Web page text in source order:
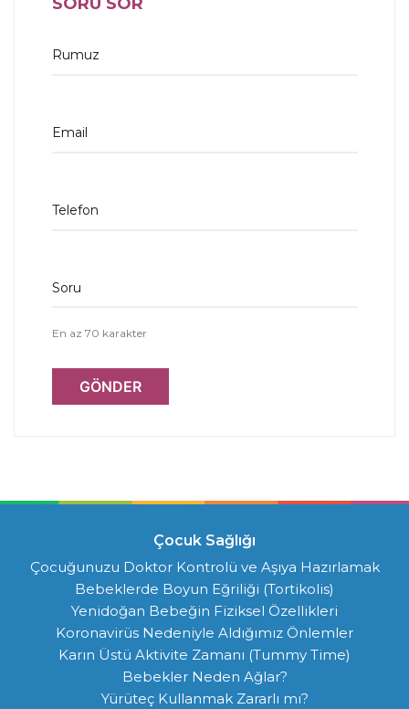
Rumuz
Email
Telefon
Soru
En az 70 karakter
GÖNDER
Çocuk Sağlığı
Çocuğunuzu Doktor Kontrolü ve Aşıya Hazırlamak
Bebeklerde Boyun Eğriliği (Tortikolis)
Yenidoğan Bebeğin Fiziksel Özellikleri
Koronavirüs Nedeniyle Aldığımız Önlemler
Karın Üstü Aktivite Zamanı (Tummy Time)
Bebekler Neden Ağlar?
Yürüteç Kullanmak Zararlı mı?